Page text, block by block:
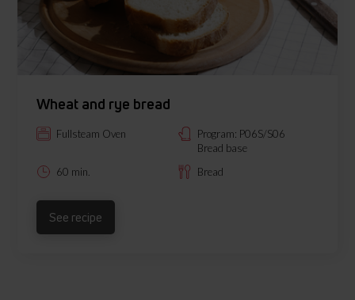
Wheat and rye bread
Fullsteam Oven
Program: P06S/S06
Bread base
60 min.
Bread
See recipe